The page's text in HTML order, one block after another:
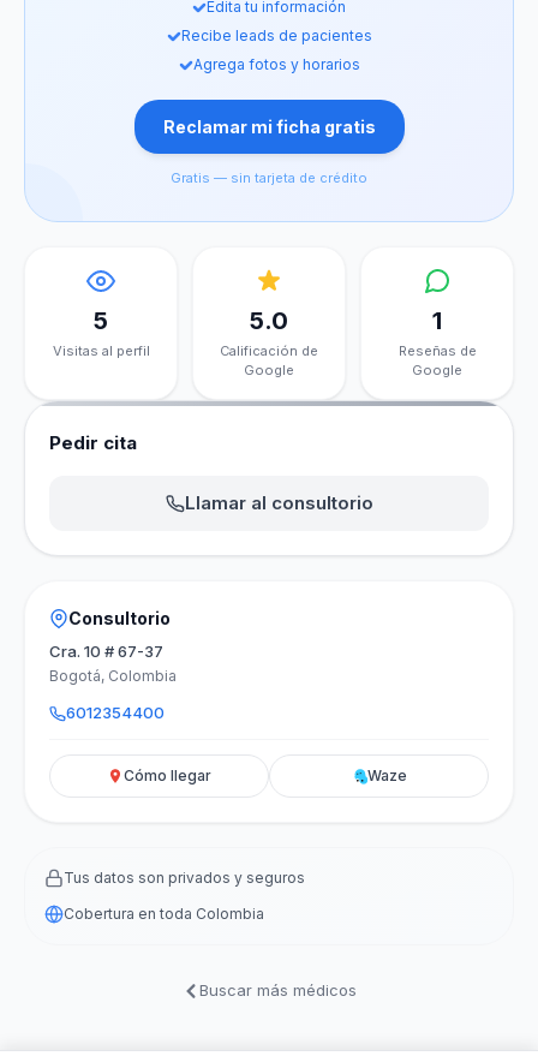
Edita tu información
Recibe leads de pacientes
Agrega fotos y horarios
Reclamar mi ficha gratis
Gratis — sin tarjeta de crédito
5
Visitas al perfil
5.0
Calificación de
Google
1
Reseñas de
Google
Pedir cita
Llamar al consultorio
Consultorio
Cra. 10 # 67-37
Bogotá, Colombia
6012354400
Cómo llegar Waze
Tus datos son privados y seguros
Cobertura en toda Colombia
Buscar más médicos